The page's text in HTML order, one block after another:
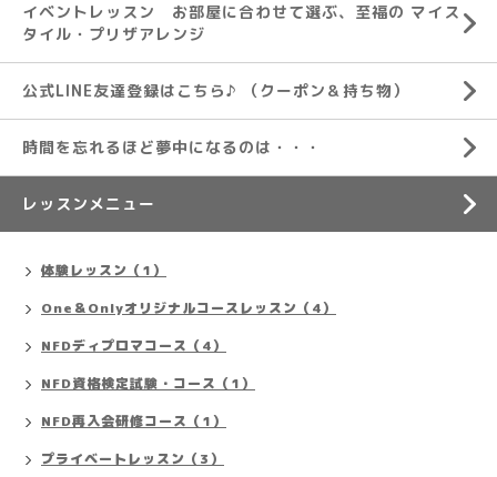
イベントレッスン お部屋に合わせて選ぶ、至福の マイス
タイル・プリザアレンジ
公式LINE友達登録はこちら♪ （クーポン＆持ち物）
時間を忘れるほど夢中になるのは・・・
レッスンメニュー
体験レッスン（1）
One＆Onlyオリジナルコースレッスン（4）
NFDディプロマコース（4）
NFD資格検定試験・コース（1）
NFD再入会研修コース（1）
プライベートレッスン（3）